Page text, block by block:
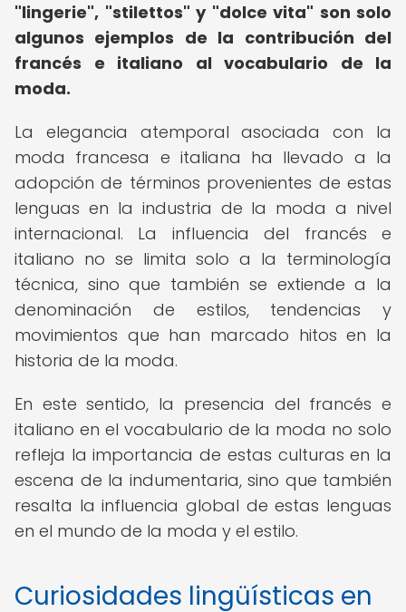
"lingerie", "stilettos" y "dolce vita" son solo
algunos ejemplos de la contribución del
francés e italiano al vocabulario de la
moda.
La elegancia atemporal asociada con la
moda francesa e italiana ha llevado a la
adopción de términos provenientes de estas
lenguas en la industria de la moda a nivel
internacional. La influencia del francés e
italiano no se limita solo a la terminología
técnica, sino que también se extiende a la
denominación de estilos, tendencias y
movimientos que han marcado hitos en la
historia de la moda.
En este sentido, la presencia del francés e
italiano en el vocabulario de la moda no solo
refleja la importancia de estas culturas en la
escena de la indumentaria, sino que también
resalta la influencia global de estas lenguas
en el mundo de la moda y el estilo.
Curiosidades lingüísticas en